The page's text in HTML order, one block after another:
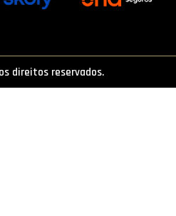
direitos reservados.